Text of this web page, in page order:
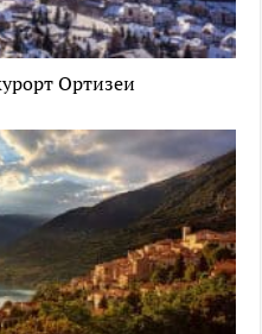
Ортизеи